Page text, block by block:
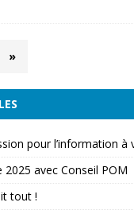
»
pour l’information à
avec Conseil POM
tout !